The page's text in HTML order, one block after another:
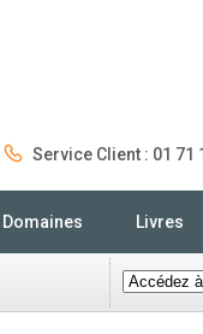
Service Client : 01 71
Domaines Livres